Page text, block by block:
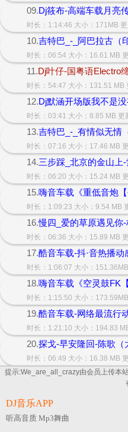
09.Dj筱布-高端车载月亮
时长：1:14:46 大小：171MB
10.吉特巴_-_阿巴拉古（
时长：06:54 大小：16.61 MB
11.Dj叶仔-国粤语Electro
时长：54:47 大小：131.51 MB
12.Dj默涵开场版我不是
时长：03:41 大小：8.85 MB 更
13.吉特巴_-_有情似无情
时长：07:16 大小：17.46 MB
14.三步踩_北京的金山上
时长：06:20 大小：15.24 MB
15.嗨音车载《重低音炮
时长：1:09:23 大小：9.54 MB
16.慢四_爱的草原遇见你
时长：06:36 大小：15.89 MB
17.酷音车载-抖·音热播
时长：1:06:07 大小：
18.嗨音车载《空灵鼓FK
时长：1:15:50 大小：
19.酷音车载-网络最流行
时长：1:21:10 大小：194.83
20.探戈-早安隆回-陈歌（
时长：06:49 大小：16.38 MB
提示:We_are_all_crazy由会员上传本
DJ音乐APP
听高音质 Mp3舞曲